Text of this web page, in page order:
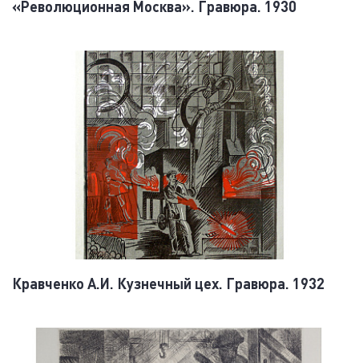
«Революционная Москва». Гравюра. 1930
Кравченко А.И. Кузнечный цех. Гравюра. 1932